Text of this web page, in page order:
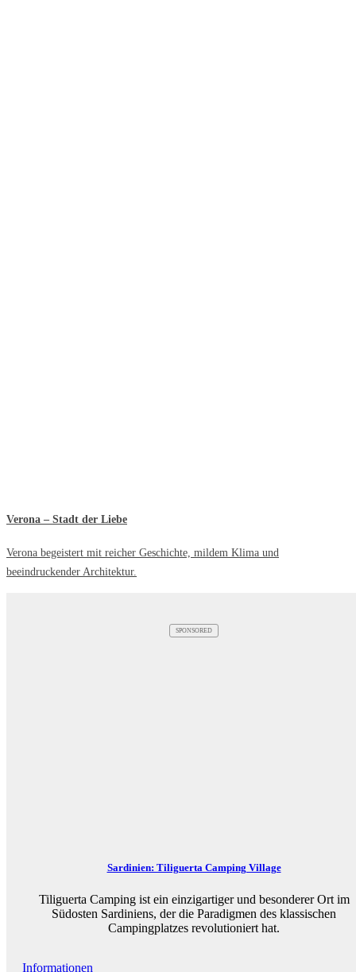
Verona – Stadt der Liebe
Verona begeistert mit reicher Geschichte, mildem Klima und
beeindruckender Architektur.
SPONSORED
Sardinien: Tiliguerta Camping Village
Tiliguerta Camping ist ein einzigartiger und besonderer Ort im
Südosten Sardiniens, der die Paradigmen des klassischen
Campingplatzes revolutioniert hat.
Informationen